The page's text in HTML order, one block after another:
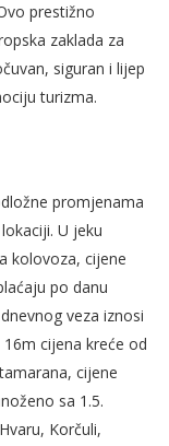
prestižno
zaklada za
siguran i lijep
turizma.
promjenama
U jeku
kolovoza, cijene
po danu
veza iznosi
cijena kreće od
cijene
sa 1.5.
Korčuli,